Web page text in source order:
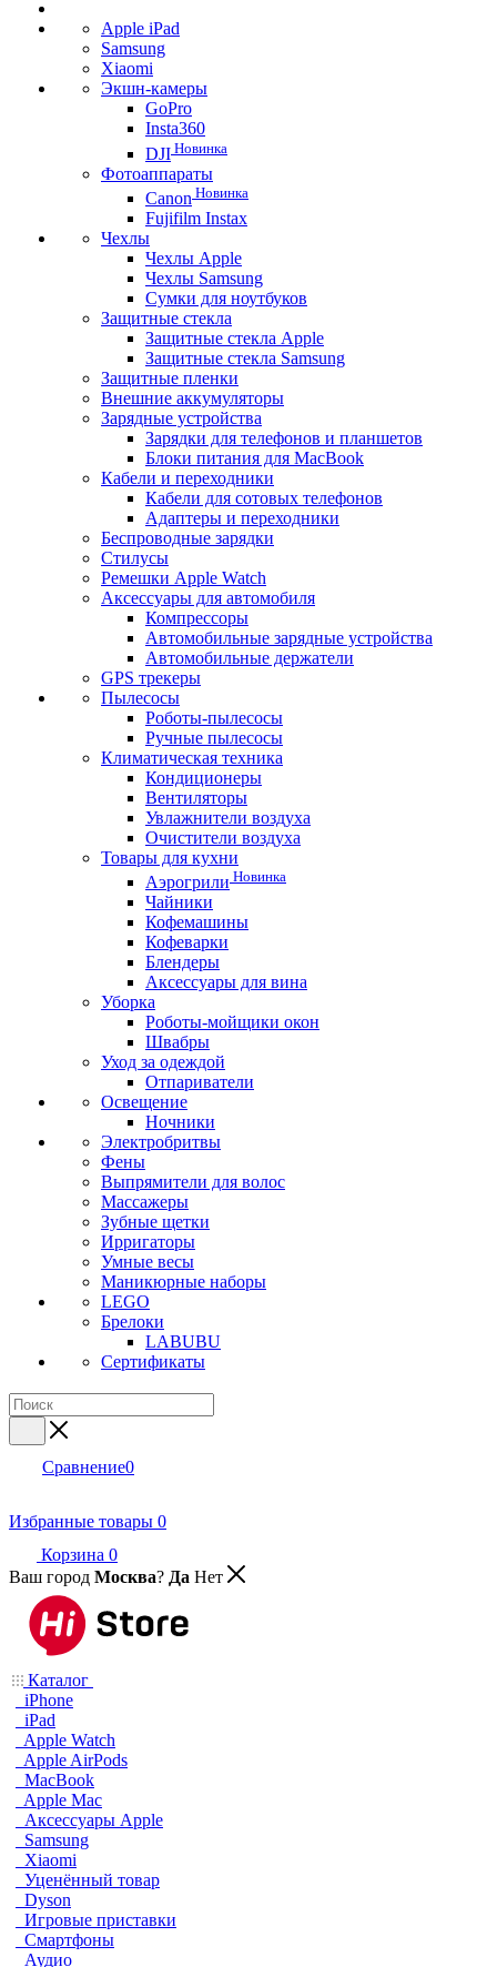
Apple iPad
Samsung
Xiaomi
Экшн-камеры
GoPro
Insta360
DJI Новинка
Фотоаппараты
Canon Новинка
Fujifilm Instax
Чехлы
Чехлы Apple
Чехлы Samsung
Сумки для ноутбуков
Защитные стекла
Защитные стекла Apple
Защитные стекла Samsung
Защитные пленки
Внешние аккумуляторы
Зарядные устройства
Зарядки для телефонов и планшетов
Блоки питания для MacBook
Кабели и переходники
Кабели для сотовых телефонов
Адаптеры и переходники
Беспроводные зарядки
Стилусы
Ремешки Apple Watch
Аксессуары для автомобиля
Компрессоры
Автомобильные зарядные устройства
Автомобильные держатели
GPS трекеры
Пылесосы
Роботы-пылесосы
Ручные пылесосы
Климатическая техника
Кондиционеры
Вентиляторы
Увлажнители воздуха
Очистители воздуха
Товары для кухни
Аэрогрили Новинка
Чайники
Кофемашины
Кофеварки
Блендеры
Аксессуары для вина
Уборка
Роботы-мойщики окон
Швабры
Уход за одеждой
Отпариватели
Освещение
Ночники
Электробритвы
Фены
Выпрямители для волос
Массажеры
Зубные щетки
Ирригаторы
Умные весы
Маникюрные наборы
LEGO
Брелоки
LABUBU
Сертификаты
Сравнение0
Избранные товары 0
Корзина 0
Ваш город Москва? Да Нет
Каталог
iPhone
iPad
Apple Watch
Apple AirPods
MacBook
Apple Mac
Аксессуары Apple
Samsung
Xiaomi
Уценённый товар
Dyson
Игровые приставки
Смартфоны
Аудио